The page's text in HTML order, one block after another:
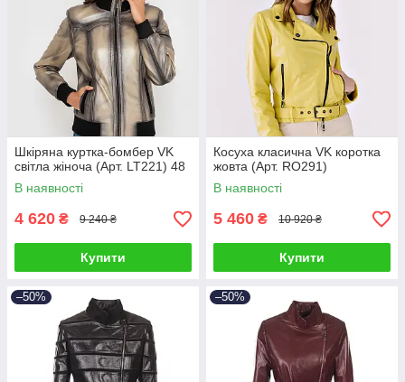
Шкіряна куртка-бомбер VK
світла жіноча (Арт. LT221) 48
В наявності
4 620 ₴ 9 240 ₴
Купити
Косуха класична VK коротка
жовта (Арт. RO291)
В наявності
5 460 ₴ 10 920 ₴
Купити
–50% –50%